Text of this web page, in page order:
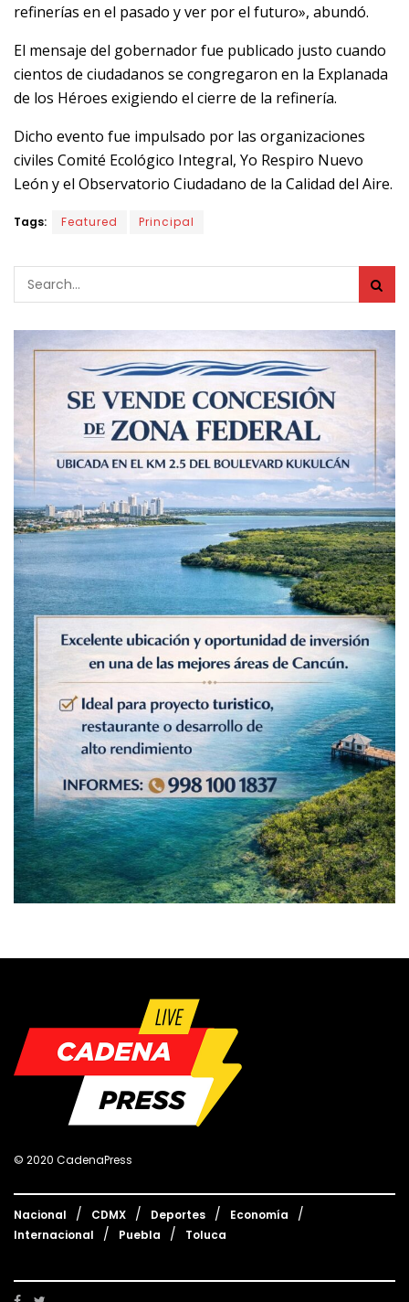
refinerías en el pasado y ver por el futuro», abundó.
El mensaje del gobernador fue publicado justo cuando
cientos de ciudadanos se congregaron en la Explanada
de los Héroes exigiendo el cierre de la refinería.
Dicho evento fue impulsado por las organizaciones
civiles Comité Ecológico Integral, Yo Respiro Nuevo
León y el Observatorio Ciudadano de la Calidad del Aire.
Tags: Featured Principal
© 2020 CadenaPress
Nacional CDMX Deportes
Economía
Internacional
Puebla Toluca